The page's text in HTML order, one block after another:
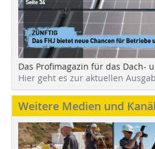
Das Profimagazin für das Dach-
Hier geht es zur aktuellen
Weitere Medien und